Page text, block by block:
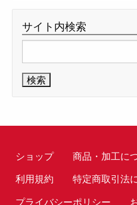
サイト内検索
索:
ショップ 商品・加工に
利用規約
特定商取引法
プライバシーポリシー